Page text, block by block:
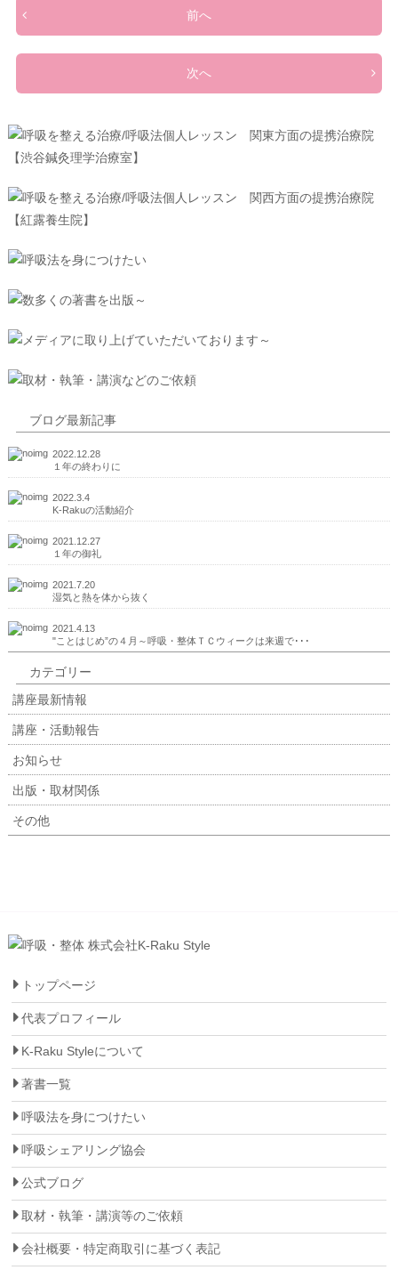
前へ
次へ
ブログ最新記事
2022.12.28
１年の終わりに
2022.3.4
K-Rakuの活動紹介
2021.12.27
１年の御礼
2021.7.20
湿気と熱を体から抜く
2021.4.13
"ことはじめ”の４月～呼吸・整体ＴＣウィークは来週で･･･
カテゴリー
講座最新情報
講座・活動報告
お知らせ
出版・取材関係
その他
トップページ
代表プロフィール
K-Raku Styleについて
著書一覧
呼吸法を身につけたい
呼吸シェアリング協会
公式ブログ
取材・執筆・講演等のご依頼
会社概要・特定商取引に基づく表記